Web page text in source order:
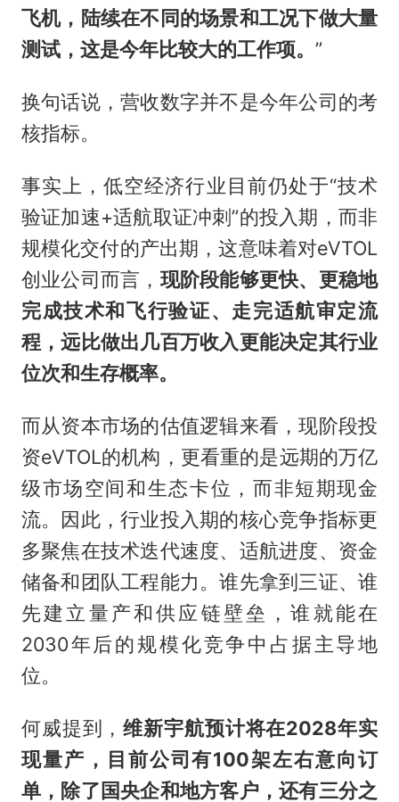
飞机，陆续在不同的场景和工况下做大量
测试，这是今年比较大的工作项。 ”
换句话说，营收数字并不是今年公司的考
核指标。
事实上，低空经济行业目前仍处于“技术
验证加速+适航取证冲刺”的投入期，而非
规模化交付的产出期，这意味着对eVTOL
创业公司而言，现阶段能够更快、更稳地
完成技术和飞行验证、走完适航审定流
程，远比做出几百万收入更能决定其行业
位次和生存概率。
而从资本市场的估值逻辑来看，现阶段投
资eVTOL的机构，更看重的是远期的万亿
级市场空间和生态卡位，而非短期现金
流。因此，行业投入期的核心竞争指标更
多聚焦在技术迭代速度、适航进度、资金
储备和团队工程能力。谁先拿到三证、谁
先建立量产和供应链壁垒，谁就能在
2030年后的规模化竞争中占据主导地
位。
何威提到，维新宇航预计将在2028年实
现量产，目前公司有100架左右意向订
单，除了国央企和地方客户，还有三分之